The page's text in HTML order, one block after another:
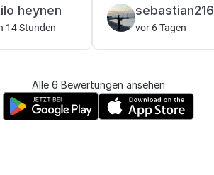
heynen
14 Stunden
sebastian216
vor 6 Tagen
Alle 6 Bewertungen ansehen